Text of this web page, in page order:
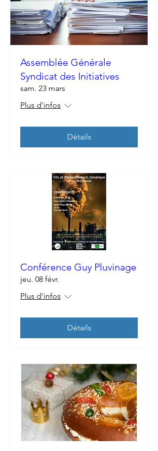
Assemblée Générale
Syndicat des Initiatives
sam. 23 mars
Plus d'infos
Détails
Conférence Guy Pluvinage
jeu. 08 févr.
Plus d'infos
Détails